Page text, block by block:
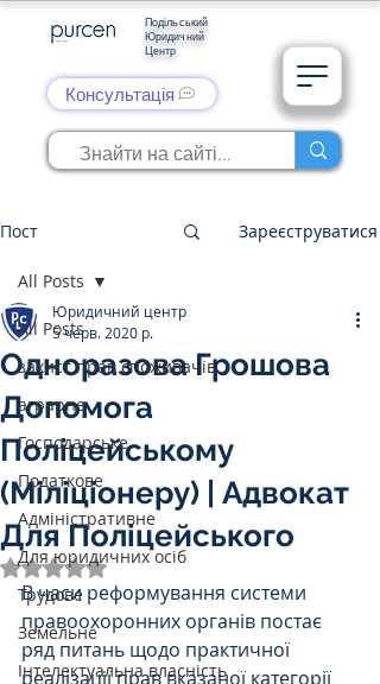
Подільський
Юридичний
Центр
Консультація
Пост Зареєструватися
All Posts
захист прав споживачів
аграрне
Господарське
Податкове
Адміністративне
Для юридичних осіб
Трудове
Земельне
Інтелектуальна власність
All Posts
Одноразова Грошова
Допомога
Поліцейському
(Міліціонеру) | Адвокат
Для Поліцейського
Юридичний центр
5 черв. 2020 р.
Оцінка: NaN з 5 зірок.
В часи реформування системи
правоохоронних органів постає
ряд питань щодо практичної
реалізації прав вказаної категорії